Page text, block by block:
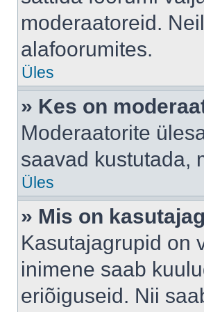
moderaatoreid.
alafoorumites.
Üles
» Kes on
Moderaatorite
saavad kustutada,
Üles
» Mis on
Kasutajagrupid on
inimene saab
eriõiguseid. Nii